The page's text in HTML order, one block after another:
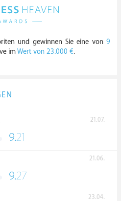
und gewinnen Sie eine von 9
imWert von 23.000 €.
21.07.
9.21
21.06.
9.27
23.04.